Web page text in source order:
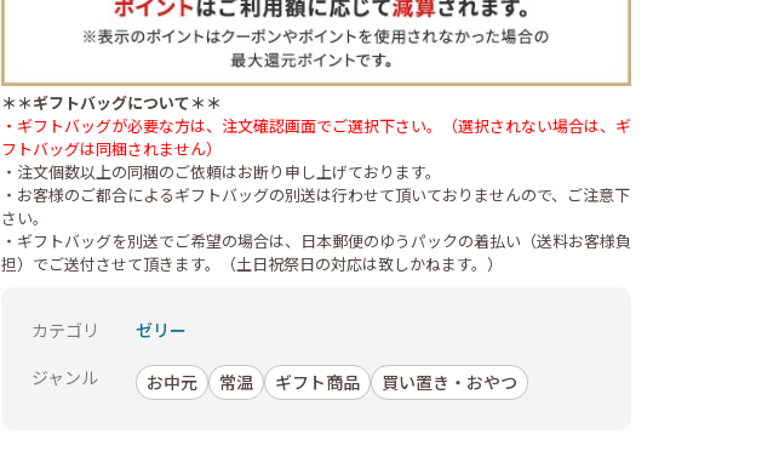
＊＊ギフトバッグについて＊＊
・ギフトバッグが必要な方は、注文確認画面でご選択下さい。（選択されない場合は、ギ
フトバッグは同梱されません）
・注文個数以上の同梱のご依頼はお断り申し上げております。
・お客様のご都合によるギフトバッグの別送は行わせて頂いておりませんので、ご注意下
さい。
・ギフトバッグを別送でご希望の場合は、日本郵便のゆうパックの着払い（送料お客様負
担）でご送付させて頂きます。（土日祝祭日の対応は致しかねます。）
カテゴリ
ゼリー
ジャンル
お中元 常温 ギフト商品 買い置き・おやつ